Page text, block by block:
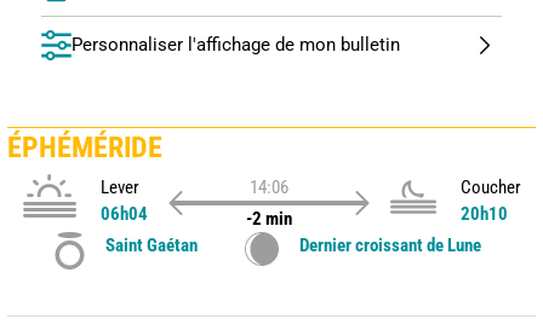
Personnaliser l'affichage de mon bulletin
ÉPHÉMÉRIDE
Lever
06h04
14:06
-2 min
Coucher
20h10
Saint Gaétan
Dernier croissant de Lune